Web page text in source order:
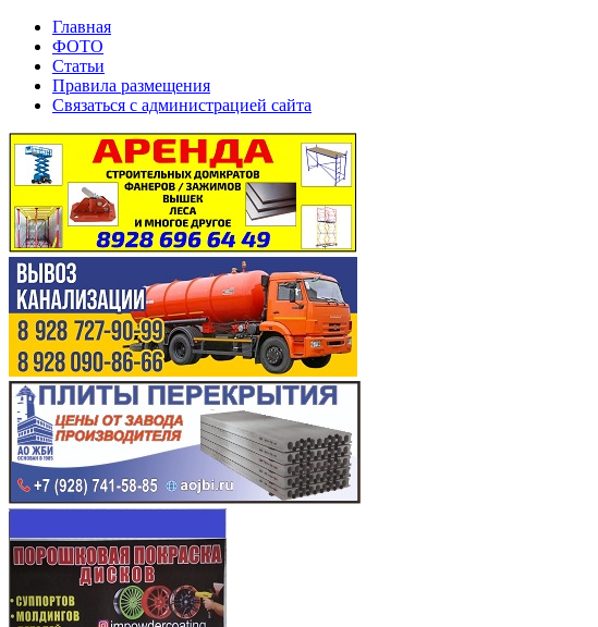
Главная
ФОТО
Статьи
Правила размещения
Связаться с администрацией сайта